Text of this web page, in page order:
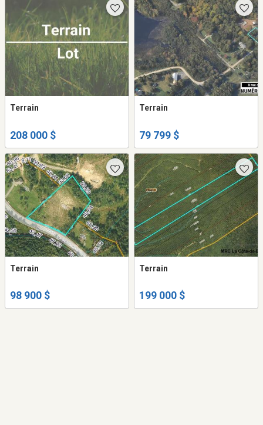
Terrain
208 000 $
Terrain
79 799 $
Terrain
98 900 $
Terrain
199 000 $